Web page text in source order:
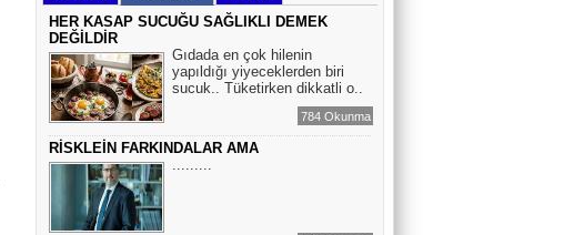
Mr.Hiko...
KORKU VE ŞÜPHE
DÜŞMANLARINIZDIR...
Çiğdem Yorgancıoğlu
İkilikli ve İkircikli Tabiat Diyalektiğinde
Mobius Spiral Mucizeler, Akış ve Doğa
Döngüsünün Bilgeliği...
HER KASAP SUCUĞU SAĞLIKLI DEMEK
DEĞİLDİR
Gıdada en çok hilenin
yapıldığı yiyeceklerden biri
sucuk.. Tüketirken dikkatli o..
784 Okunma
RİSKLEİN FARKINDALAR AMA
.........